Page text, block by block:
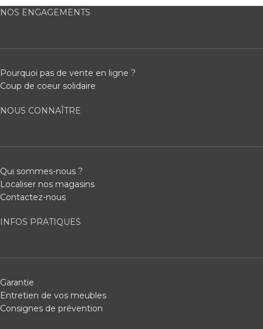
NOS ENGAGEMENTS
Pourquoi pas de vente en ligne ?
Coup de coeur solidaire
NOUS CONNAÎTRE
Qui sommes-nous ?
Localiser nos magasins
Contactez-nous
INFOS PRATIQUES
Garantie
Entretien de vos meubles
Consignes de prévention